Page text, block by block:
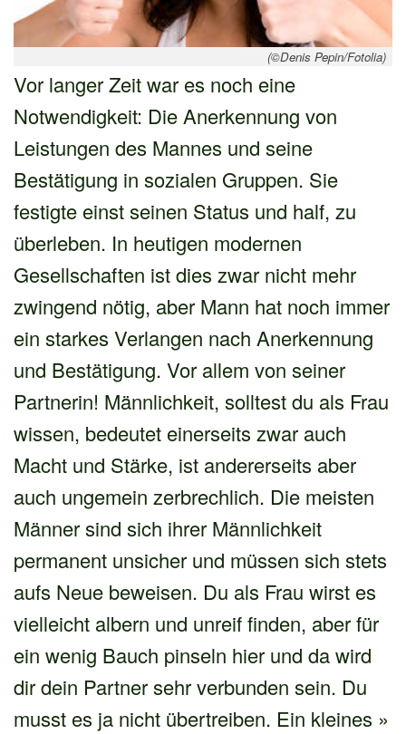
(©Denis Pepin/Fotolia)
Vor langer Zeit war es noch eine
Notwendigkeit: Die Anerkennung von
Leistungen des Mannes und seine
Bestätigung in sozialen Gruppen. Sie
festigte einst seinen Status und half, zu
überleben. In heutigen modernen
Gesellschaften ist dies zwar nicht mehr
zwingend nötig, aber Mann hat noch immer
ein starkes Verlangen nach Anerkennung
und Bestätigung. Vor allem von seiner
Partnerin! Männlichkeit, solltest du als Frau
wissen, bedeutet einerseits zwar auch
Macht und Stärke, ist andererseits aber
auch ungemein zerbrechlich. Die meisten
Männer sind sich ihrer Männlichkeit
permanent unsicher und müssen sich stets
aufs Neue beweisen. Du als Frau wirst es
vielleicht albern und unreif finden, aber für
ein wenig Bauch pinseln hier und da wird
dir dein Partner sehr verbunden sein. Du
musst es ja nicht übertreiben. Ein kleines »